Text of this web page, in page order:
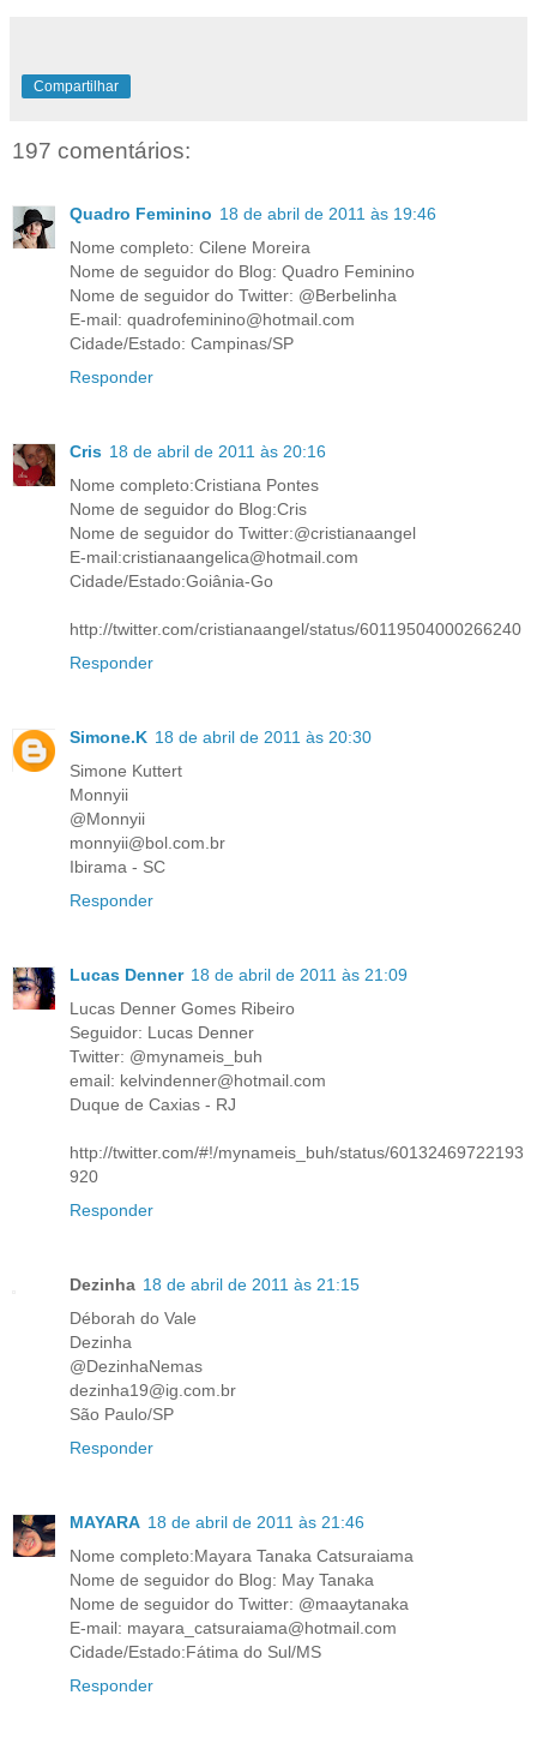
Compartilhar
197 comentários:
Quadro Feminino 18 de abril de 2011 às 19:46
Nome completo: Cilene Moreira
Nome de seguidor do Blog: Quadro Feminino
Nome de seguidor do Twitter: @Berbelinha
E-mail: quadrofeminino@hotmail.com
Cidade/Estado: Campinas/SP
Responder
Cris 18 de abril de 2011 às 20:16
Nome completo:Cristiana Pontes
Nome de seguidor do Blog:Cris
Nome de seguidor do Twitter:@cristianaangel
E-mail:cristianaangelica@hotmail.com
Cidade/Estado:Goiânia-Go
http://twitter.com/cristianaangel/status/60119504000266240
Responder
Simone.K 18 de abril de 2011 às 20:30
Simone Kuttert
Monnyii
@Monnyii
monnyii@bol.com.br
Ibirama - SC
Responder
Lucas Denner 18 de abril de 2011 às 21:09
Lucas Denner Gomes Ribeiro
Seguidor: Lucas Denner
Twitter: @mynameis_buh
email: kelvindenner@hotmail.com
Duque de Caxias - RJ
http://twitter.com/#!/mynameis_buh/status/60132469722193
920
Responder
Dezinha 18 de abril de 2011 às 21:15
Déborah do Vale
Dezinha
@DezinhaNemas
dezinha19@ig.com.br
São Paulo/SP
Responder
MAYARA 18 de abril de 2011 às 21:46
Nome completo:Mayara Tanaka Catsuraiama
Nome de seguidor do Blog: May Tanaka
Nome de seguidor do Twitter: @maaytanaka
E-mail: mayara_catsuraiama@hotmail.com
Cidade/Estado:Fátima do Sul/MS
Responder